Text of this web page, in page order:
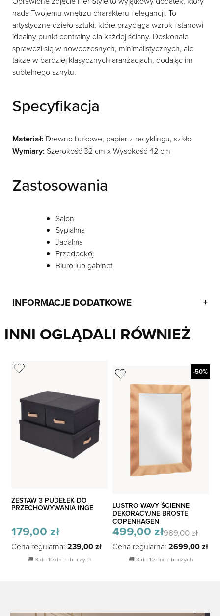
nada Twojemu wnętrzu charakteru i elegancji. To
artystyczne dzieło sztuki, które przyciąga wzrok i stanowi
idealny punkt centralny dla każdej ściany. Doskonale
sprawdzi się w nowoczesnych, minimalistycznych, ale
także w bardziej klasycznych aranżacjach, dodając im
subtelnego sznytu.
Specyfikacja
Materiał: Drewno bukowe, papier z recyklingu, szkło
Wymiary: Szerokość 32 cm x Wysokość 42 cm
Zastosowania
Salon
Sypialnia
Jadalnia
Przedpokój
Biuro lub gabinet
INFORMACJE DODATKOWE +
INNI OGLĄDALI RÓWNIEŻ
ZESTAW 3 PUDEŁEK DO
PRZECHOWYWANIA INGE
179,00 zł
Cena regularna:239,00zł
🚚3 do 10 dni roboczych
-50%
LUSTRO WAVY ŚCIENNE
DEKORACYJNE BROSTE
COPENHAGEN
989,00zł
Pierwotna
cena
499,00 zł
Aktualna
cena
Cena regularna:2699,00zł
🚚3 do 10 dni roboczych